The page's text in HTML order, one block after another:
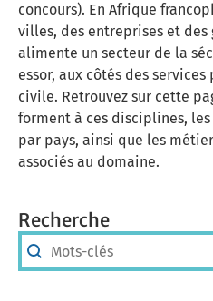
concours). En Afrique
villes, des entreprises et des
alimente un secteur de la
essor, aux côtés des
civile. Retrouvez sur cette
forment à ces disciplines,
par pays, ainsi que les
associés au domaine.
Recherche
Recherche
Recherche